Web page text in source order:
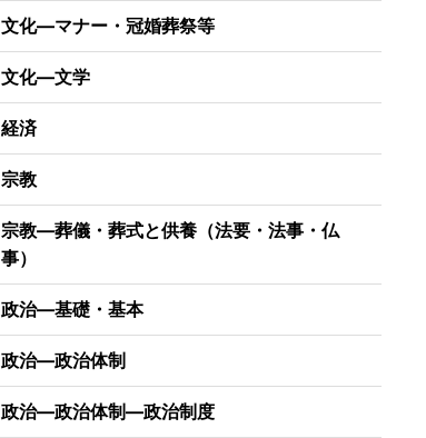
文化―マナー・冠婚葬祭等
文化―文学
経済
宗教
宗教―葬儀・葬式と供養（法要・法事・仏
事）
政治―基礎・基本
政治―政治体制
政治―政治体制―政治制度